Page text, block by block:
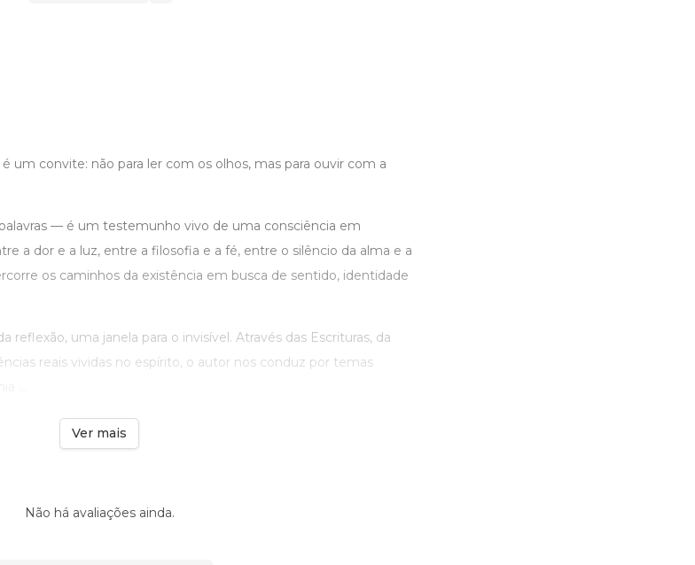
um convite: não para ler com os olhos, mas para ouvir com a
— é um testemunho vivo de uma consciência em
a dor e a luz, entre a filosofia e a fé, entre o silêncio da alma e a
os caminhos da existência em busca de sentido, identidade
reflexão, uma janela para o invisível. Através das Escrituras, da
reais vividas no espírito, o autor nos conduz por temas
Ver mais
Não há avaliações ainda.